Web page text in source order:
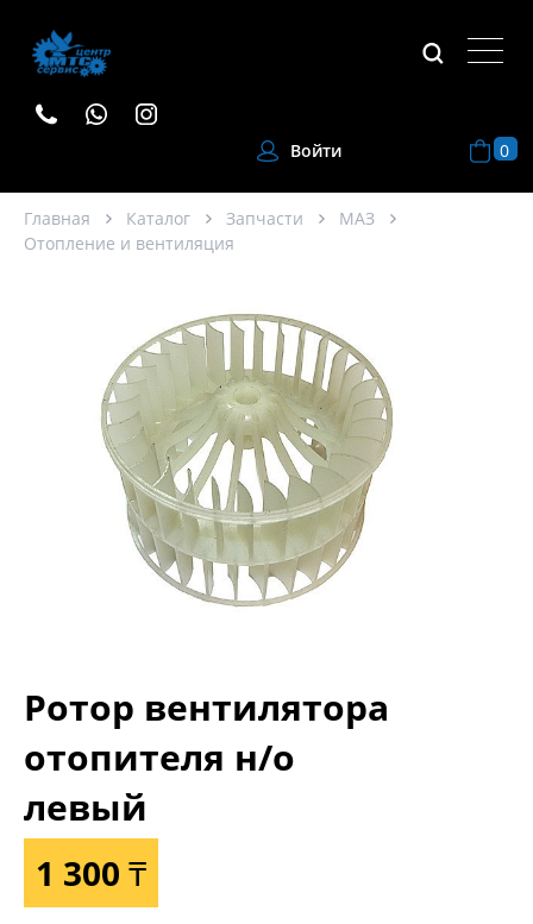
Войти 0
Главная Каталог Запчасти
МАЗ
Отопление и вентиляция
Ротор вентилятора
отопителя н/о
левый
1 300 ₸